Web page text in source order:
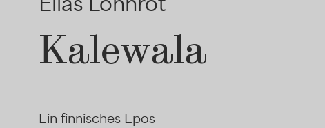
Kalewala
Ein finnisches Epos